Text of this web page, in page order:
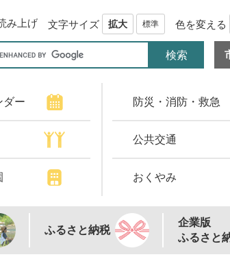
み上げ 文字サイズ 拡大 標準 色を変える
ダー 防災・消防・救急
公共交通
おくやみ
ふるさと納税
企業版
ふるさと